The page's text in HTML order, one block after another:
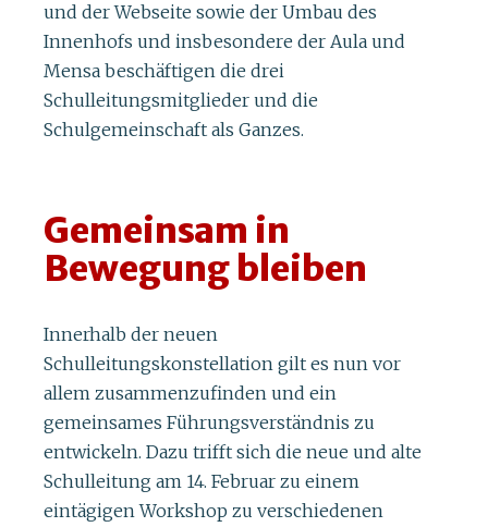
und der Webseite sowie der Umbau des
Innenhofs und insbesondere der Aula und
Mensa beschäftigen die drei
Schulleitungsmitglieder und die
Schulgemeinschaft als Ganzes.
Gemeinsam in
Bewegung bleiben
Innerhalb der neuen
Schulleitungskonstellation gilt es nun vor
allem zusammenzufinden und ein
gemeinsames Führungsverständnis zu
entwickeln. Dazu trifft sich die neue und alte
Schulleitung am 14. Februar zu einem
eintägigen Workshop zu verschiedenen